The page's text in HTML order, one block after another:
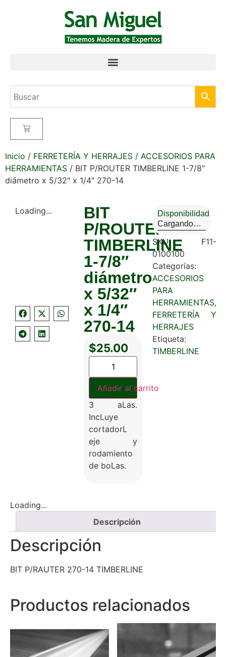
Inicio / FERRETERÍA Y HERRAJES / ACCESORIOS PARA
HERRAMIENTAS / BIT P/ROUTER TIMBERLINE 1-7/8″
diámetro x 5/32″ x 1/4″ 270-14
Loading...
BIT
P/ROUTER
TIMBERLINE
1-7/8″
diámetro
x 5/32″
x 1/4″
270-14
$25.00
Añadir al carrito
3 aLas.
IncLuye
cortadorL
eje y
rodamiento
de boLas.
Disponibilidad
Cargando…
SKU: F11-
0100100
Categorías:
ACCESORIOS
PARA
HERRAMIENTAS,
FERRETERÍA Y
HERRAJES
Etiqueta:
TIMBERLINE
Loading...
Descripción
Descripción
BIT P/RAUTER 270-14 TIMBERLINE
Productos relacionados